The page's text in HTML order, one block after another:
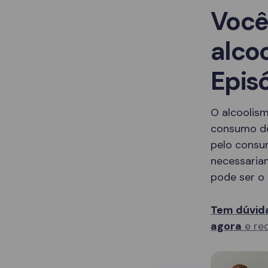
O
consumo
pelo
pode ser
Tem
agora e